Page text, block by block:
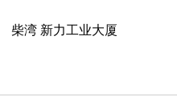
柴湾 新力工业大厦